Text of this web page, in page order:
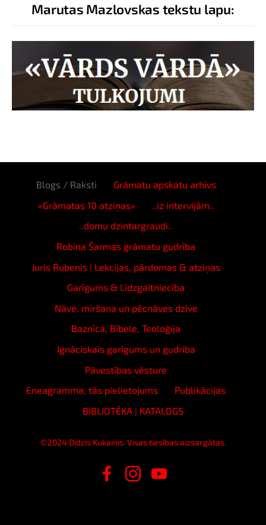
Marutas Mazlovskas tekstu lapu:
Blogs / Raksti
Grāmatu apskatu arhīvs
«Grāmatas 10 atziņas»
..iz intervijām..
..domu dzintargraudi..
Robina Šarmas grāmatu gudrība
Juris Rubenis | Lekcijas, pārdomas & atziņas
Garīgums & Līdzgaitniecība
Nāve, miršana un pēcnāves dzīve
Baznīca, Bībele, Teoloģija
Ignāciskais garīgums un gudrība
Pāvestības vēsture
Eneagramma, tās pielietojums
Publikācijas
BIBLIOTĒKA | KATALOGS
©2024 Didzis Kukainis. Visas tiesības aizsargātas.